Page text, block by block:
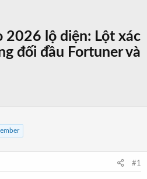
2026 lộ diện: Lột xác
đối đầu Fortuner và
#1